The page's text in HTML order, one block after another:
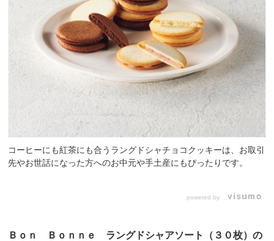
コーヒーにも紅茶にも合うラングドシャチョコクッキーは、お取引
先やお世話になった方へのお中元や手土産にもぴったりです。
powered by
Ｂｏｎ Ｂｏｎｎｅ ラングドシャアソート（３０枚）の